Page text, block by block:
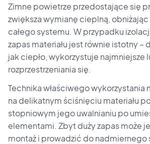
Zimne powietrze przedostające się
zwiększa wymianę cieplną,
całego systemu. W przypadku
zapas materiału jest równie istotny –
jak ciepło, wykorzystuje najmniejsze
rozprzestrzeniania się.
Technika właściwego
na delikatnym ściśnięciu materiału
stopniowym jego uwalnianiu po
elementami. Zbyt duży zapas może
montaż i prowadzić do nadmiernego